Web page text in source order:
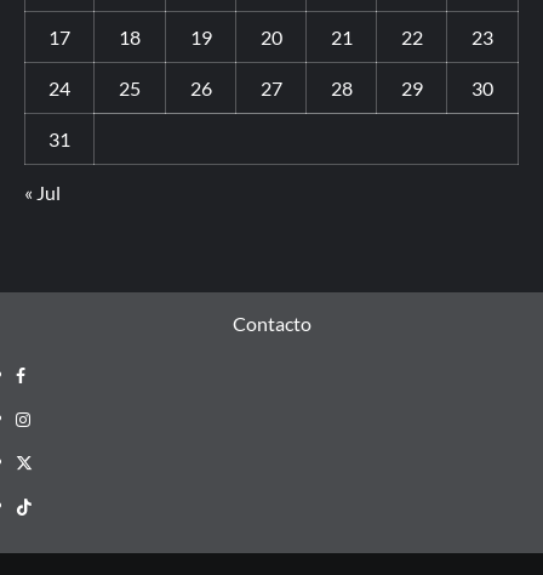
17 18 19 20 21 22 23
24 25 26 27 28 29 30
31
« Jul
Contacto